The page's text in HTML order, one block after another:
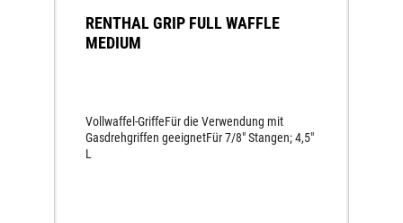
RENTHAL GRIP FULL WAFFLE
MEDIUM
Vollwaffel-GriffeFür die Verwendung mit
Gasdrehgriffen geeignetFür 7/8" Stangen; 4,5"
L